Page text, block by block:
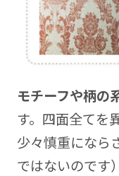
モチーフや柄の
す。四面全てを
少々慎重になら
ではないのです